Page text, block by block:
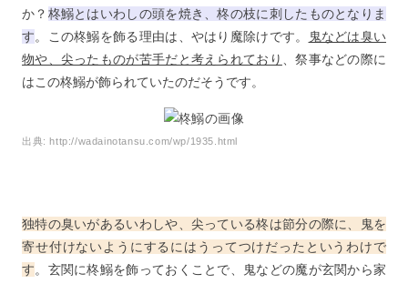
か？ 柊鰯とはいわしの頭を焼き、柊の枝に刺したものとなりま
す。この柊鰯を飾る理由は、やはり魔除けです。
鬼などは臭い
物や、尖ったものが苦手だと考えられており
、祭事などの際に
はこの柊鰯が飾られていたのだそうです。
出典:http://wadainotansu.com/wp/1935.html
独特の臭いがあるいわしや、尖っている柊は節分の際に、鬼を
寄せ付けないようにするにはうってつけだったというわけで
す。玄関に柊鰯を飾っておくことで、鬼などの魔が玄関から家